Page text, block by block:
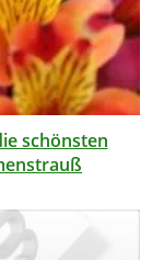
schönsten